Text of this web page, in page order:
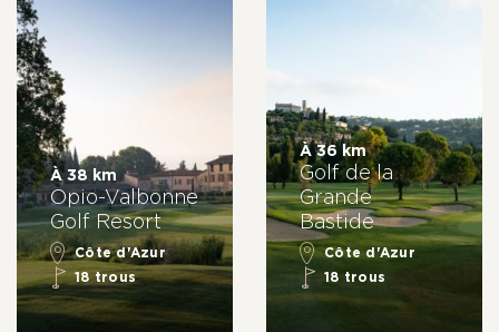
À 38 km
Opio-Valbonne
Golf Resort
Côte d'Azur
18 trous
À 36 km
Golf de la
Grande
Bastide
Côte d'Azur
18 trous